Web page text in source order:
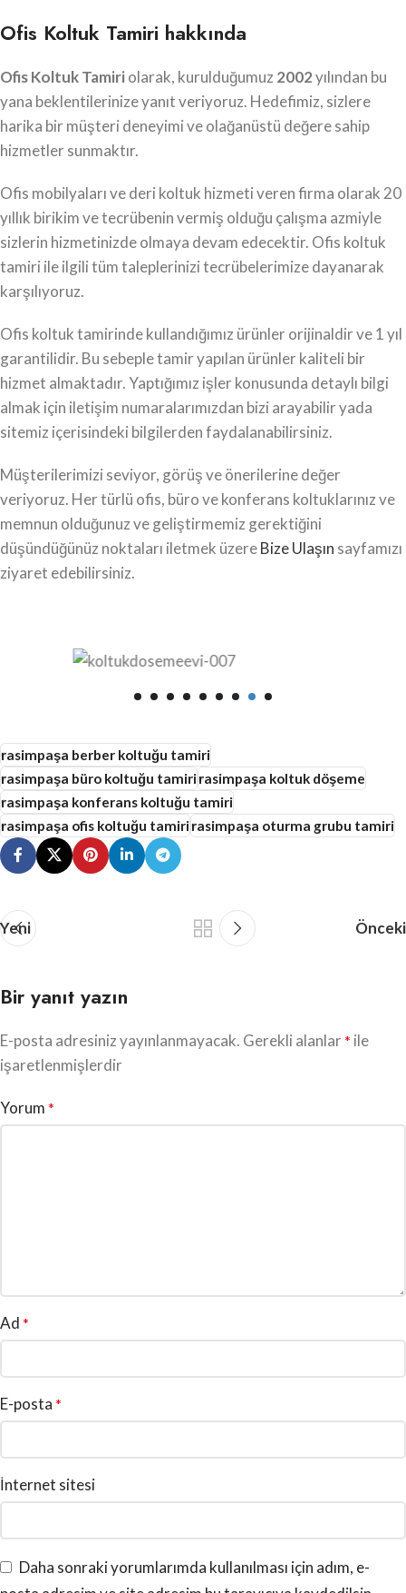
Ofis Koltuk Tamiri hakkında
Ofis Koltuk Tamiriolarak, kurulduğumuz 2002yılından bu
yana beklentilerinize yanıt veriyoruz. Hedefimiz, sizlere
harika bir müşteri deneyimi ve olağanüstü değere sahip
hizmetler sunmaktır.
Ofis mobilyaları ve deri koltuk hizmeti veren firma olarak 20
yıllık birikim ve tecrübenin vermiş olduğu çalışma azmiyle
sizlerin hizmetinizde olmaya devam edecektir. Ofis koltuk
tamiri ile ilgili tüm taleplerinizi tecrübelerimize dayanarak
karşılıyoruz.
Ofis koltuk tamirinde kullandığımız ürünler orijinaldir ve 1 yıl
garantilidir. Bu sebeple tamir yapılan ürünler kaliteli bir
hizmet almaktadır. Yaptığımız işler konusunda detaylı bilgi
almak için iletişim numaralarımızdan bizi arayabilir yada
sitemiz içerisindeki bilgilerden faydalanabilirsiniz.
Müşterilerimizi seviyor, görüş ve önerilerine değer
veriyoruz. Her türlü ofis, büro ve konferans koltuklarınız ve
memnun olduğunuz ve geliştirmemiz gerektiğini
düşündüğünüz noktaları iletmek üzereBize Ulaşın sayfamızı
ziyaret edebilirsiniz.
rasimpaşa berber koltuğu tamiri
rasimpaşa büro koltuğu tamirirasimpaşa koltuk döşeme
rasimpaşa konferans koltuğu tamiri
rasimpaşa ofis koltuğu tamirirasimpaşa oturma grubu tamiri
Yeni Önceki
Bir yanıt yazın
E-posta adresiniz yayınlanmayacak. Gerekli alanlar* ile
işaretlenmişlerdir
Yorum *
Ad *
E-posta *
İnternet sitesi
Daha sonraki yorumlarımda kullanılması için adım, e-